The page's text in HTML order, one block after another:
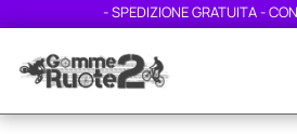
- SPEDIZIONE GRATUITA -